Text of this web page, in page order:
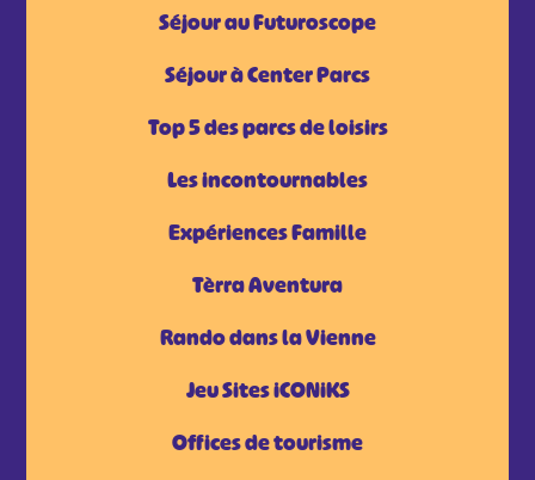
Séjour au Futuroscope
Séjour à Center Parcs
Top 5 des parcs de loisirs
Les incontournables
Expériences Famille
Tèrra Aventura
Rando dans la Vienne
Jeu Sites iCONiKS
Offices de tourisme